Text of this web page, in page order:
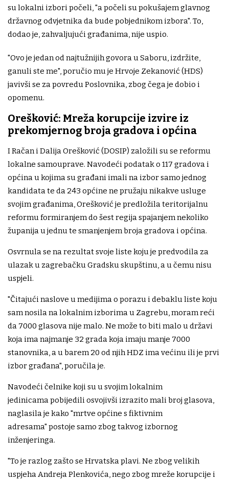
su lokalni izbori počeli, "a počeli su pokušajem glavnog
državnog odvjetnika da bude pobjednikom izbora". To,
dodao je, zahvaljujući građanima, nije uspio.
"Ovo je jedan od najtužnijih govora u Saboru, izdržite,
ganuli ste me", poručio mu je Hrvoje Zekanović (HDS)
javivši se za povredu Poslovnika, zbog čega je dobio i
opomenu.
Orešković: Mreža korupcije izvire iz
prekomjernog broja gradova i općina
I Račan i Dalija Orešković (DOSIP) založili su se reformu
lokalne samouprave. Navodeći podatak o 117 gradova i
općina u kojima su građani imali na izbor samo jednog
kandidata te da 243 općine ne pružaju nikakve usluge
svojim građanima, Orešković je predložila teritorijalnu
reformu formiranjem do šest regija spajanjem nekoliko
županija u jednu te smanjenjem broja gradova i općina.
Osvrnula se na rezultat svoje liste koju je predvodila za
ulazak u zagrebačku Gradsku skupštinu, a u čemu nisu
uspjeli.
"Čitajući naslove u medijima o porazu i debaklu liste koju
sam nosila na lokalnim izborima u Zagrebu, moram reći
da 7000 glasova nije malo. Ne može to biti malo u državi
koja ima najmanje 32 grada koja imaju manje 7000
stanovnika, a u barem 20 od njih HDZ ima većinu ili je prvi
izbor građana", poručila je.
Navodeći čelnike koji su u svojim lokalnim
jedinicama pobijedili osvojivši izrazito mali broj glasova,
naglasila je kako "mrtve općine s fiktivnim
adresama" postoje samo zbog takvog izbornog
inženjeringa.
"To je razlog zašto se Hrvatska plavi. Ne zbog velikih
uspjeha Andreja Plenkovića, nego zbog mreže korupcije i